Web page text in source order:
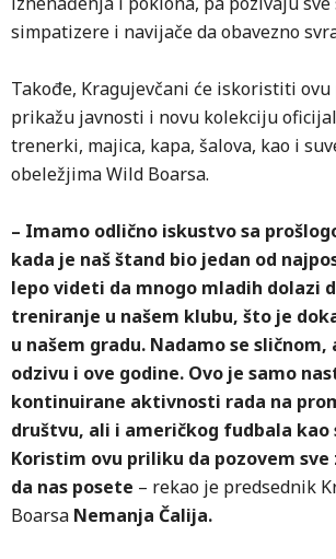
simpatizere i navijače da obavezno
Takođe, Kragujevčani će iskoristiti
prikažu javnosti i novu kolekciju
trenerki, majica, kapa, šalova, kao i
obeležjima Wild Boarsa.
– Imamo odlično iskustvo sa
kada je naš štand bio jedan od
lepo videti da mnogo mladih dolazi
treniranje u našem klubu, što je
u našem gradu. Nadamo se
odzivu i ove godine. Ovo je samo
kontinuirane aktivnosti rada na
društvu, ali i američkog fudbala kao
Koristim ovu priliku da pozovem
da nas posete – rekao je predsednik
Boarsa Nemanja Čalija.